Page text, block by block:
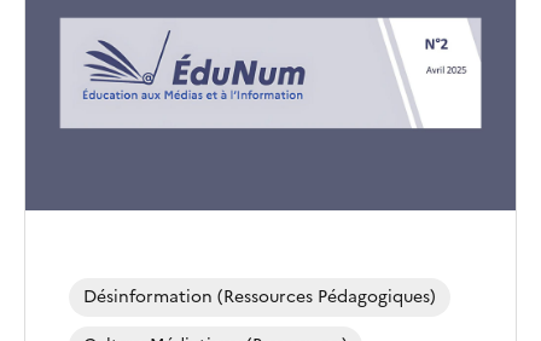
Désinformation (ressources Pédagogiques)
(conseillée)